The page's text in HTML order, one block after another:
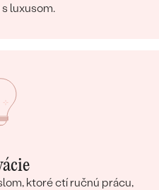
s luxusom.
ktoré ctí ručnú prácu,